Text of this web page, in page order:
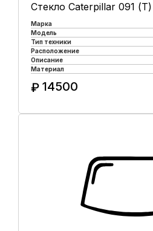
Стекло Caterpillar 091 (Т)
Марка
Модель
Тип техники
Расположение
Описание
Материал
₽ 14500